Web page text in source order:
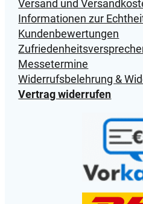
Versand und
Informationen zur
Kundenbewertungen
Messetermine
Widerrufsbelehrung &
Vertrag widerrufen